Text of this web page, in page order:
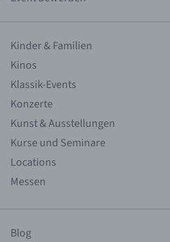
Kinder & Familien
Kinos
Klassik-Events
Konzerte
Kunst & Ausstellungen
Kurse und Seminare
Locations
Messen
Blog